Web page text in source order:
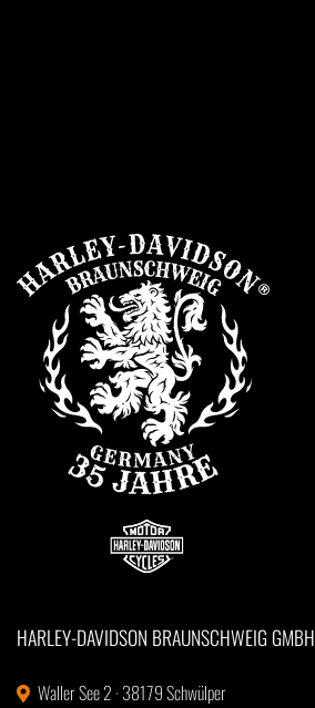
HARLEY-DAVIDSON BRAUNSCHWEIG GMBH
Waller See 2 · 38179 Schwülper